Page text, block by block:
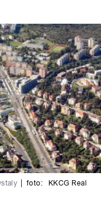
foto:
KKCG Real